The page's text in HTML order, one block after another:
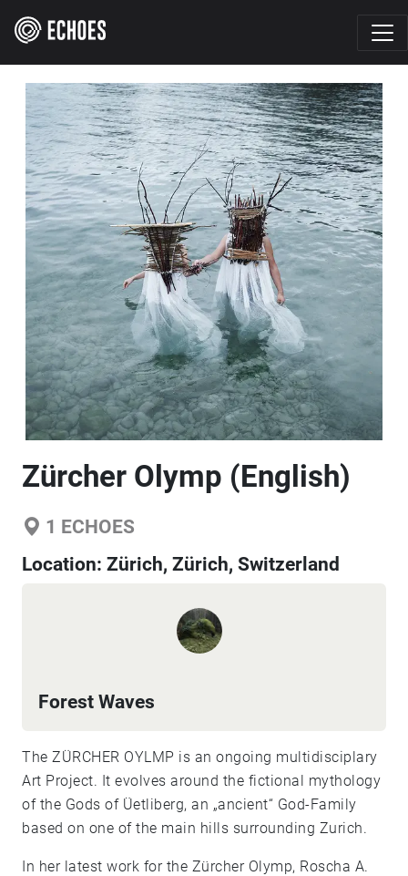
Zürcher Olymp (English)
1 ECHOES
Location: Zürich, Zürich, Switzerland
Forest Waves
The ZÜRCHER OYLMP is an ongoing multidisciplary
Art Project. It evolves around the fictional mythology
of the Gods of Üetliberg, an „ancient“ God-Family
based on one of the main hills surrounding Zurich.
In her latest work for the Zürcher Olymp, Roscha A.